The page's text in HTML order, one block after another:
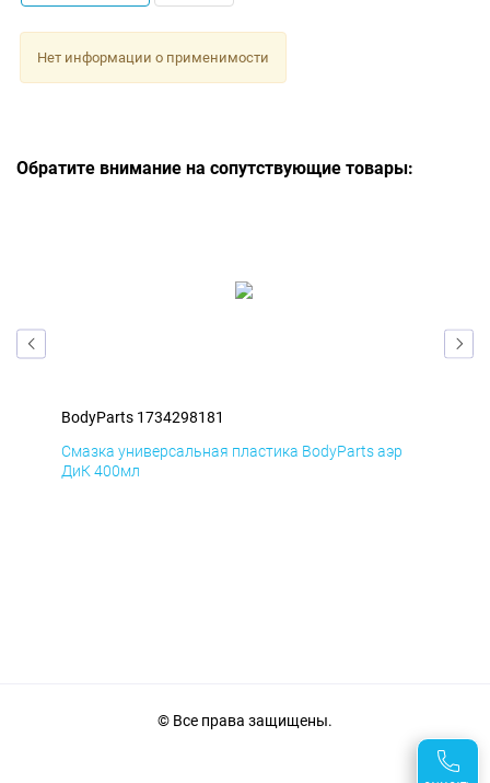
Нет информации о применимости
Обратите внимание на сопутствующие товары:
BodyParts 1734298181
Смазка универсальная пластика BodyParts аэр
ДиК 400мл
© Все права защищены.